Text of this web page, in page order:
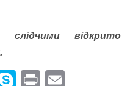
відкрито
S Pr